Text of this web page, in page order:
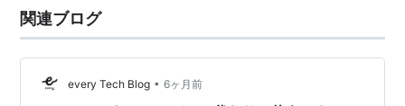
関連ブログ
every Tech Blog • 6ヶ月前